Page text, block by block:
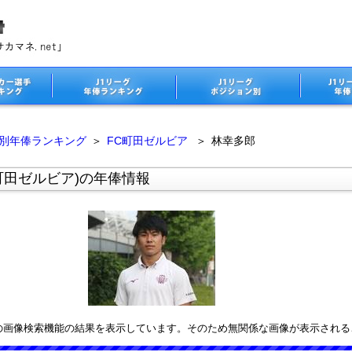
年俸ランキング ＞ FC町田ゼルビア ＞ 林幸多郎
ゼルビア)の年俸情報
像検索機能の結果を表示しています。そのため無関係な画像が表示され